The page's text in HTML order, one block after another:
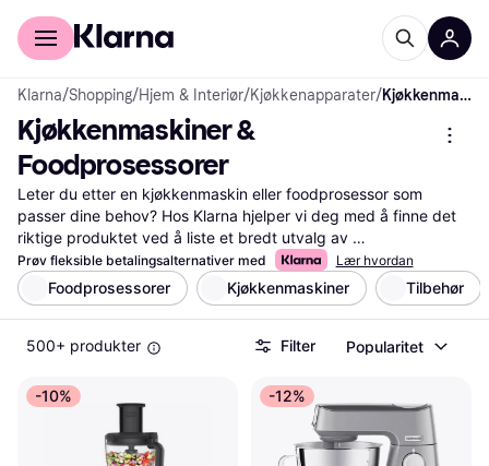
For kunder
Klarna/Shopping/Hjem & Interiør/Kjøkkenapparater/ Kjøkkenmaskiner & Foodprosessorer
Kjøkkenmaskiner &
Foodprosessorer
Leter du etter en kjøkkenmaskin eller foodprosessor som
passer dine behov? Hos Klarna hjelper vi deg med å finne det
riktige produktet ved å liste et bredt utvalg av
kjøkkenmaskiner og foodprosessorer fra ulike merker. Bruk
våre nyttige filtre for å sortere etter pris, funksjoner eller
brukeranmeldelser. Dette gjør det enkelt for deg å navigere
gjennom alternativene og finne den maskinen som passer best
til ditt kjøkken og budsjett. Les brukeranmeldelser for å få
får tilgang til de beste tilbudene, slik at du kan ta en
veloverveid beslutning. Klarna gir deg all informasjonen du
trenger samlet på ett sted. Start her for å finne din nye
kjøkkenmaskin eller foodprosessor!
Prøv fleksible betalingsalternativer med Lær hvordan
Foodprosessorer Kjøkkenmaskiner Tilbehør
500+ produkter Filter Popularitet
-10% -12%